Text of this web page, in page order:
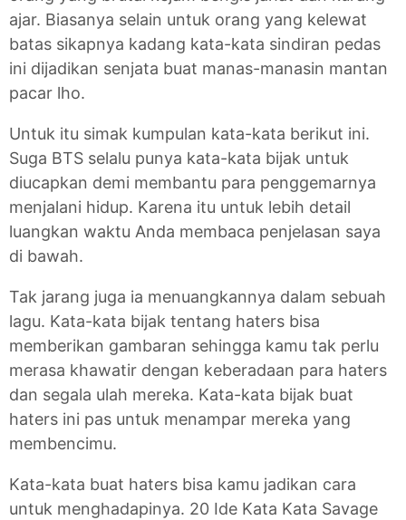
ajar. Biasanya selain untuk orang yang kelewat
batas sikapnya kadang kata-kata sindiran pedas
ini dijadikan senjata buat manas-manasin mantan
pacar lho.
Untuk itu simak kumpulan kata-kata berikut ini.
Suga BTS selalu punya kata-kata bijak untuk
diucapkan demi membantu para penggemarnya
menjalani hidup. Karena itu untuk lebih detail
luangkan waktu Anda membaca penjelasan saya
di bawah.
Tak jarang juga ia menuangkannya dalam sebuah
lagu. Kata-kata bijak tentang haters bisa
memberikan gambaran sehingga kamu tak perlu
merasa khawatir dengan keberadaan para haters
dan segala ulah mereka. Kata-kata bijak buat
haters ini pas untuk menampar mereka yang
membencimu.
Kata-kata buat haters bisa kamu jadikan cara
untuk menghadapinya. 20 Ide Kata Kata Savage